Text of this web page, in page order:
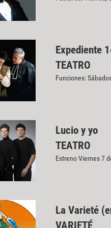
Expediente
TEATRO
Funciones:
Lucio y yo
TEATRO
Estreno Viernes 7
La Varieté
VARIETÉ